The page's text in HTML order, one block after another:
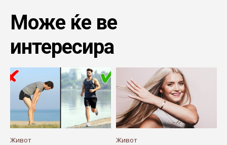
Може ќе ве
интересира
Живот Живот